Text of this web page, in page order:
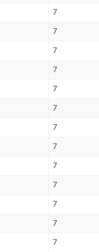
7
7
7
7
7
7
7
7
7
7
7
7
7